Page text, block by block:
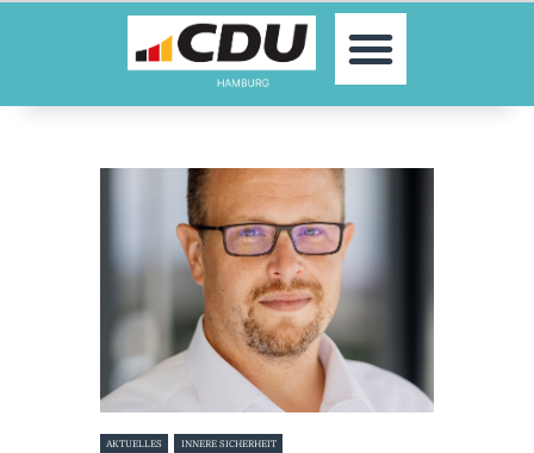
MOIN!
AKTUELLES
PARLAMENTE
KONTAKT
SPENDEN
MITGLIED WERDEN!
AKTUELLES INNERE SICHERHEIT